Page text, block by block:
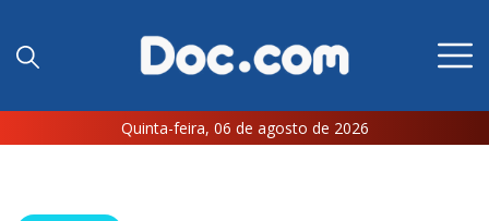
Quinta-feira, 06 de agosto de 2026